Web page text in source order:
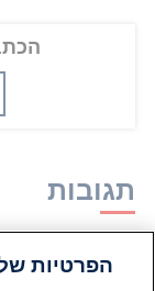
תגובות
הוסף
הפרטיות